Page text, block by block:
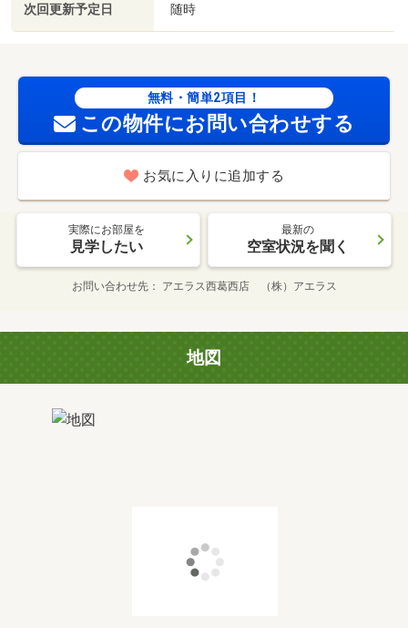
次回更新予定日 随時
無料・簡単2項目！
この物件にお問い合わせする
お気に入りに追加する
実際にお部屋を
見学したい
最新の
空室状況を聞く
お問い合わせ先 アエラス西葛西店 （株）アエラス
地図